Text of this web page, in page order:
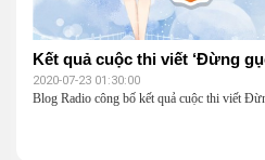
Kết quả cuộc thi viết ‘Đừng
2020-07-23 01:30:00
Blog Radio công bố kết quả cuộc thi viết